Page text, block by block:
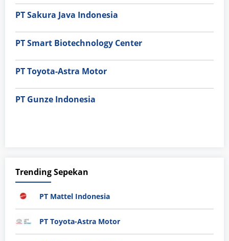
PT Sakura Java Indonesia
PT Smart Biotechnology Center
PT Toyota-Astra Motor
PT Gunze Indonesia
Trending Sepekan
PT Mattel Indonesia
PT Toyota-Astra Motor